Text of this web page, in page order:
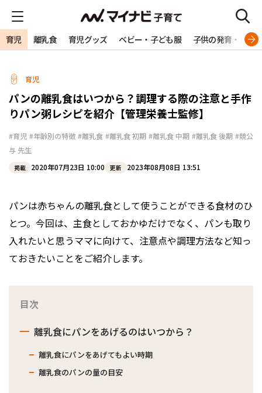
育児 離乳食 育児グッズ ベビー・子ども服 子供の発育・発達
育児
パンの離乳食はいつから？調理する際の注意と手作
りパン粥レシピを紹介【管理栄養士監修】
#育児 #年齢別の特徴 #離乳食 #離乳食 初期 #離乳食 中期 #離乳食 後期 #競公
与 先生
掲載 2020年07月23日 10:00 更新 2023年08月08日 13:51
パンは赤ちゃんの離乳食として使うことができる食材のひ
とつ。今回は、主食としておかゆだけでなく、パンも取り
入れたいと思うママに向けて、注意点や調理方法など知っ
ておきたいことをご紹介します。
目次
離乳食にパンをあげるのはいつから？
離乳食にパンをあげてもよい時期
離乳食のパンの量の目安